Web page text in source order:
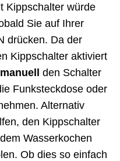
Kippschalter würde
Sie auf Ihrer
drücken. Da der
Kippschalter aktiviert
manuell den Schalter
Funksteckdose oder
Alternativ
den Kippschalter
Wasserkochen
Ob dies so einfach